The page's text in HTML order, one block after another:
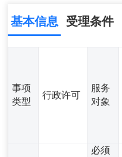
基本信息 受理条件
事项
类型
行政许可
服务
对象
必须